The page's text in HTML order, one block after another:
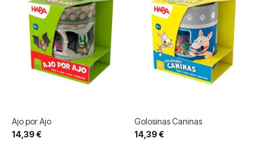
Ajo por Ajo
14,39 €
Golosinas Caninas
14,39 €